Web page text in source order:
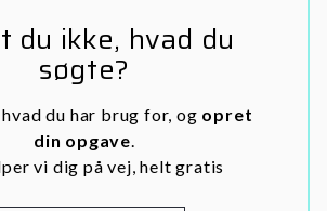
du ikke, hvad du
søgte?
du har brug for, og opret
din opgave.
vi dig på vej, helt gratis